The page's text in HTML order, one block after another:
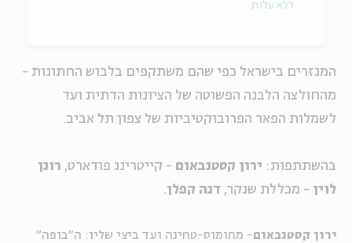
המגזרים בישראל כפי שהם משתקפים בלבוש החתונות -
מהחולצה הלבנה הפשוטה של הציונות הדתית ועד
לשמלות הפאר הפרובוקטיביות של צפון תל אביב.
בהשתתפות: ירון קסטנבאום - קייטרינג פודארט, רונן
לוין - מכללת שנקר, דנה קפלן.
ירון קסטנבאום- מחומוס-טחינה ועד ביצי שליו: ה"בופה"
ללא עלות